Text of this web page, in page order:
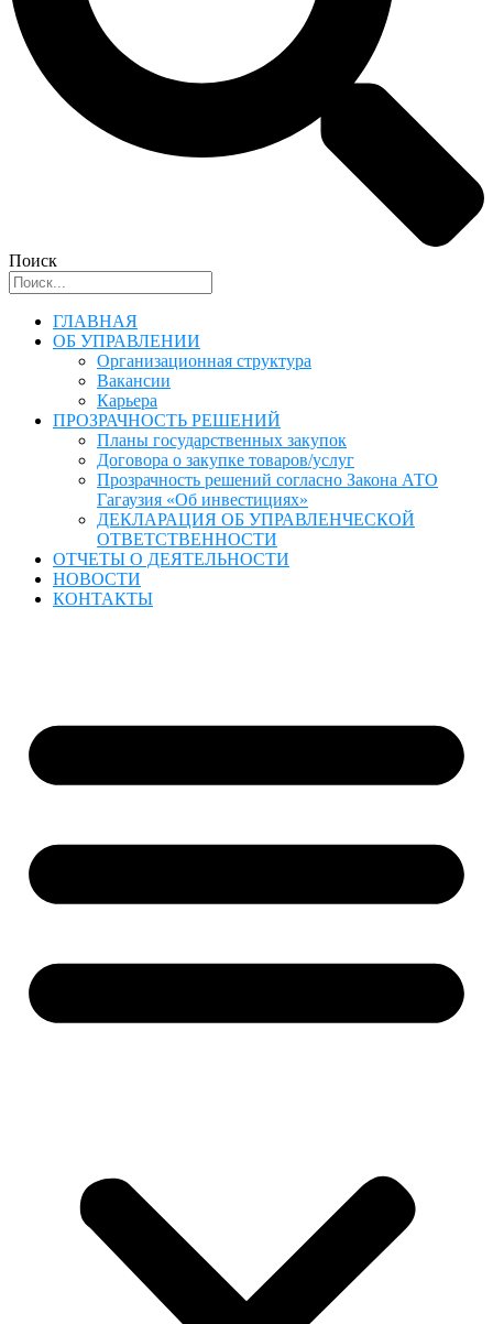
Поиск
ГЛАВНАЯ
ОБ УПРАВЛЕНИИ
Организационная структура
Вакансии
Карьера
ПРОЗРАЧНОСТЬ РЕШЕНИЙ
Планы государственных закупок
Договора о закупке товаров/услуг
Прозрачность решений согласно Закона АТО
Гагаузия «Об инвестициях»
ДЕКЛАРАЦИЯ ОБ УПРАВЛЕНЧЕСКОЙ
ОТВЕТСТВЕННОСТИ
ОТЧЕТЫ О ДЕЯТЕЛЬНОСТИ
НОВОСТИ
КОНТАКТЫ